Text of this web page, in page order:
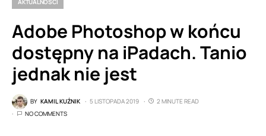
Adobe Photoshop w końcu
dostępny na iPadach. Tanio
jednak nie jest
BY KAMIL KUŹNIK 5 LISTOPADA 2019
2 MINUTE READ
NO COMMENTS